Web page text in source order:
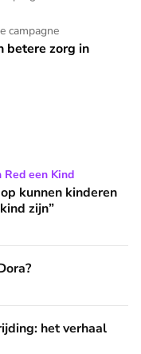
campagne
betere zorg in
in Zuid-Soedan
Red een Kind
kunnen kinderen
zijn”
van Geeske Zijp
het verhaal